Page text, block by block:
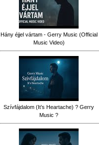
Hány éjjel vártam - Gerry Music (Official
Music Video)
Szívfájdalom (It’s Heartache) ? Gerry
Music ?